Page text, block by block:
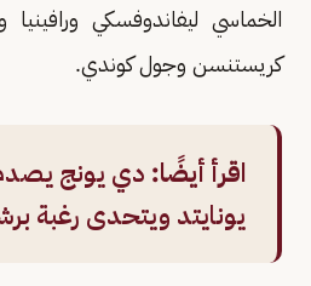
الخماسي ليفاندوفسكي
كريستنسن وجول كوندي.
اقرأ أيضًا: دي يونج
يونايتد ويتحدى رغبة